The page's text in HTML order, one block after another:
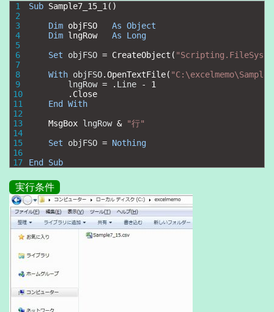
1
2
3
4
5
6
7
8
9
10
11
12
13
14
15
16
17
Sub Sample7_15_1 ( )
Dim objFSO As Object
Dim lngRow As
Long
Set
objFSO = CreateObject (
With objFSO.OpenTextFile(
lngRow = . Line -
1
. Close
End
With
MsgBox lngRow &
"行"
Set
objFSO = Nothing
End
Sub
実行条件